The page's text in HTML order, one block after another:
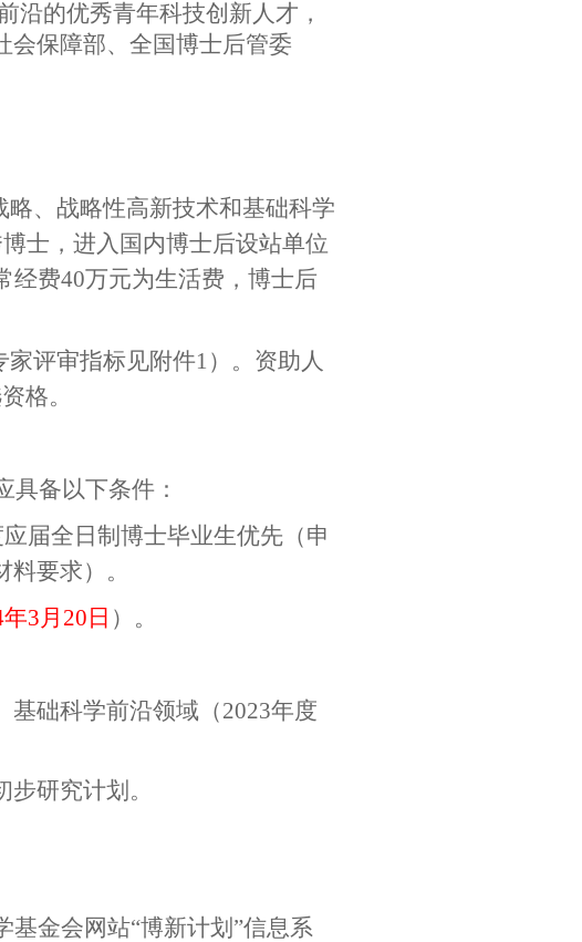
沿的优秀青年科技创新人才，
会保障部、全国博士后管委
、战略性高新技术和基础科学
士，进入国内博士后设站单位
经费40万元为生活费，博士后
家评审指标见附件1 ）。资助人
格。
备以下条件：
届全日制博士毕业生优先（申
要求）。
年3月 20 日 ）。
基础科学前沿领域（2023年度
研究计划。
基金会网站“博新计划”信息系